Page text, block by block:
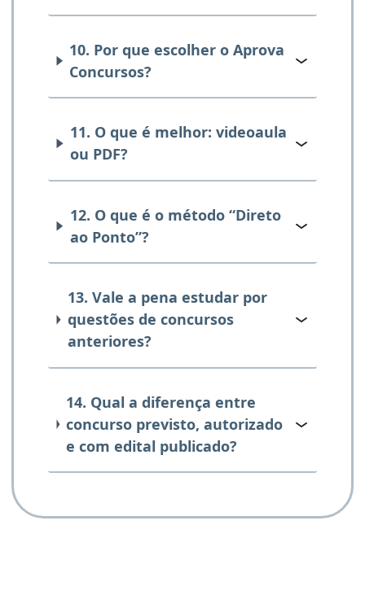
10. Por que escolher o Aprova
Concursos?
11. O que é melhor: videoaula
ou PDF?
12. O que é o método “Direto
ao Ponto”?
13. Vale a pena estudar por
questões de concursos
anteriores?
14. Qual a diferença entre
concurso previsto, autorizado
e com edital publicado?